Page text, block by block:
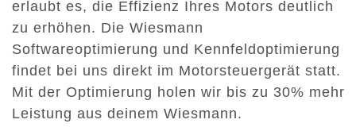
erlaubt es, die Effizienz Ihres Motors deutlich
zu erhöhen. Die Wiesmann
Softwareoptimierung und Kennfeldoptimierung
findet bei uns direkt im Motorsteuergerät statt.
Mit der Optimierung holen wir bis zu 30% mehr
Leistung aus deinem Wiesmann.